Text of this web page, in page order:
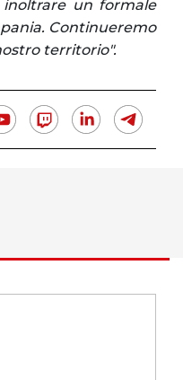
un formale
Continueremo
territorio".